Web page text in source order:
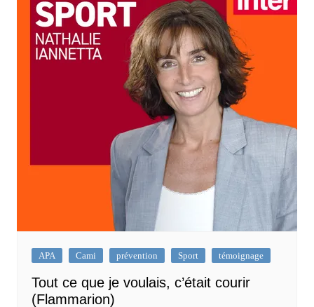
APA Cami prévention Sport témoignage
Tout ce que je voulais, c’était courir
(Flammarion)